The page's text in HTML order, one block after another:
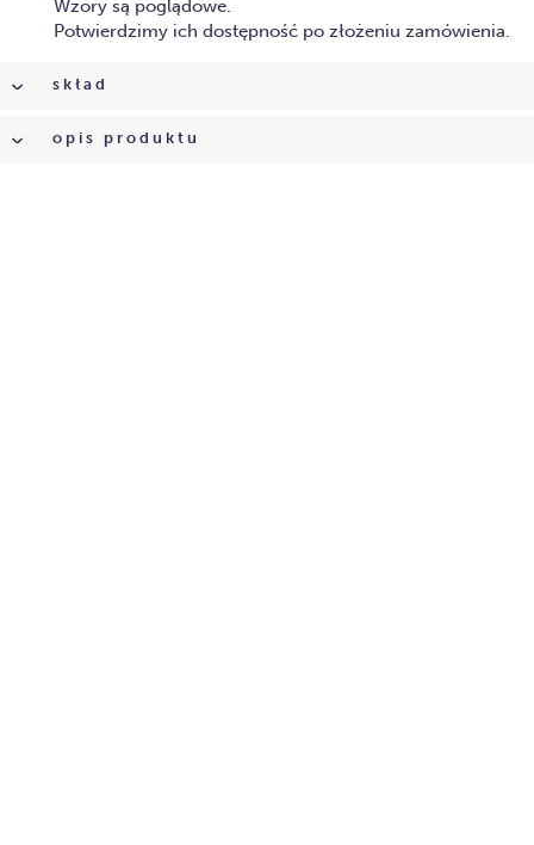
Wzory są poglądowe.
Potwierdzimy ich dostępność po złożeniu zamówienia.
skład
opis produktu